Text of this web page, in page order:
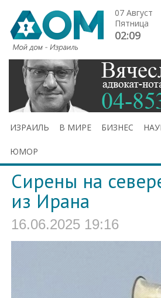
07 Август
Пятница
02:09
ИЗРАИЛЬ В МИРЕ БИЗНЕС
ЮМОР
Сирены на
из Ирана
16.06.2025 19:16